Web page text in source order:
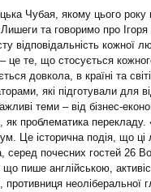
Чубая, якому цього
та говоримо про
відповідальність кожної
– це те, що стосується
довкола, в країні та
які підготували для
теми – від бізнес-
як проблематика
Це історична подія, що
серед почесних гостей 26
пише англійською,
противниця неоліберальної